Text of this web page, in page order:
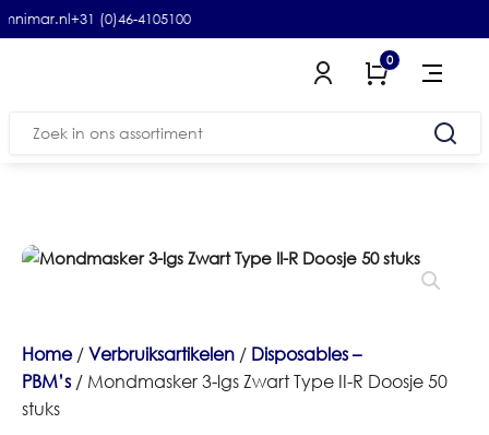
+31 (0)46-4105100
0
Zoeken
Home/Verbruiksartikelen / Disposables –
PBM’s / Mondmasker 3-lgs Zwart Type II-R Doosje 50
stuks